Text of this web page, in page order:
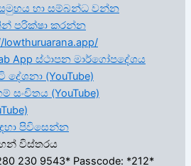
හා සම්බන්ධ වන්න
පරික්ෂා කරන්න
lowthuruarana.app/
App ස්ථාපන මාර්ගෝපදේශය
(YouTube)
(YouTube)
පිවිසෙන්න
විස්තරය
230 9543* Passcode: *212*